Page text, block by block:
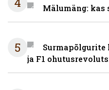
Mälumäng: kas
5
ja F1